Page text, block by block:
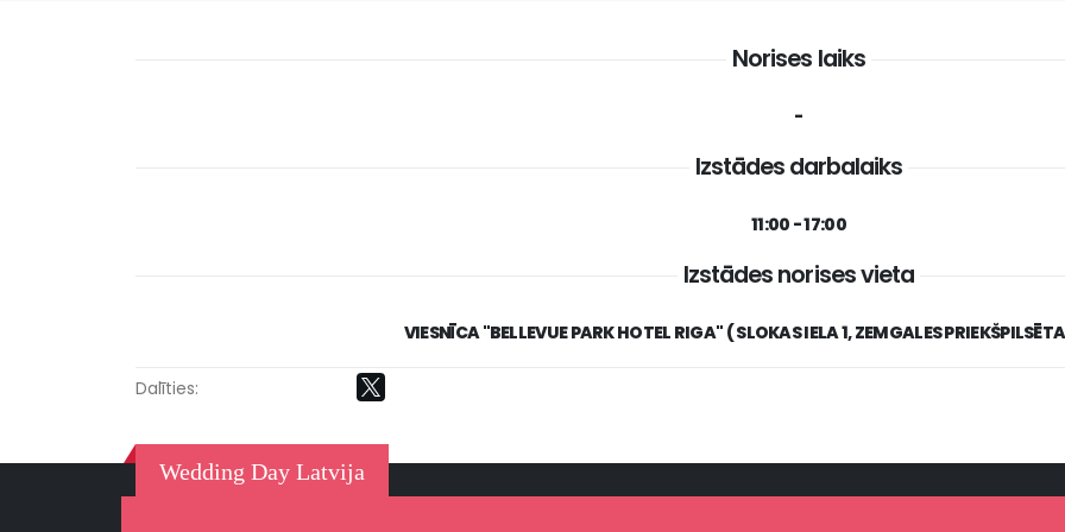
Norises laiks
-
Izstādes darbalaiks
11:00 - 17:00
Izstādes norises vieta
VIESNĪCA "BELLEVUE PARK HOTEL RIGA" ( SLOKAS IELA 1, ZEMGALES
Dalīties:
Wedding Day Latvija